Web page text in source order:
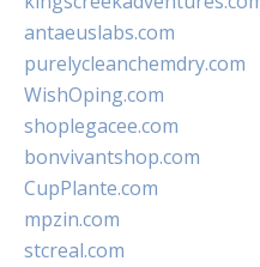
antaeuslabs.com
purelycleanchemdry.com
WishOping.com
shoplegacee.com
bonvivantshop.com
CupPlante.com
mpzin.com
stcreal.com